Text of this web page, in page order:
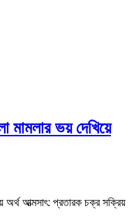
মামলার ভয় দেখিয়ে
অর্থ আত্মসাৎ: প্রতারক চক্র সক্রিয়